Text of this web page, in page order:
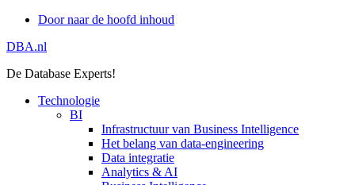
Door naar de hoofd inhoud
DBA.nl
De Database Experts!
Technologie
BI
Infrastructuur van Business Intelligence
Het belang van data-engineering
Data integratie
Analytics & AI